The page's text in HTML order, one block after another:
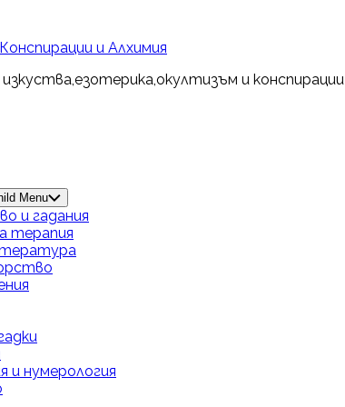
и Алхимия
и конспирации
Menu
и гадания
терапия
и нумерология